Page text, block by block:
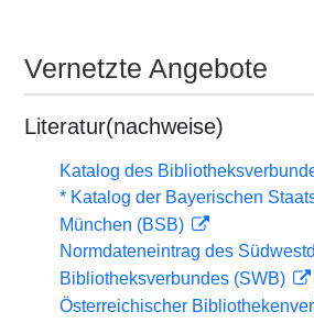
Vernetzte Angebote
Literatur(nachweise)
Katalog des
* Katalog der Bayerischen
München (BSB)
Normdateneintrag des
Bibliotheksverbundes (SWB)
Österreichischer